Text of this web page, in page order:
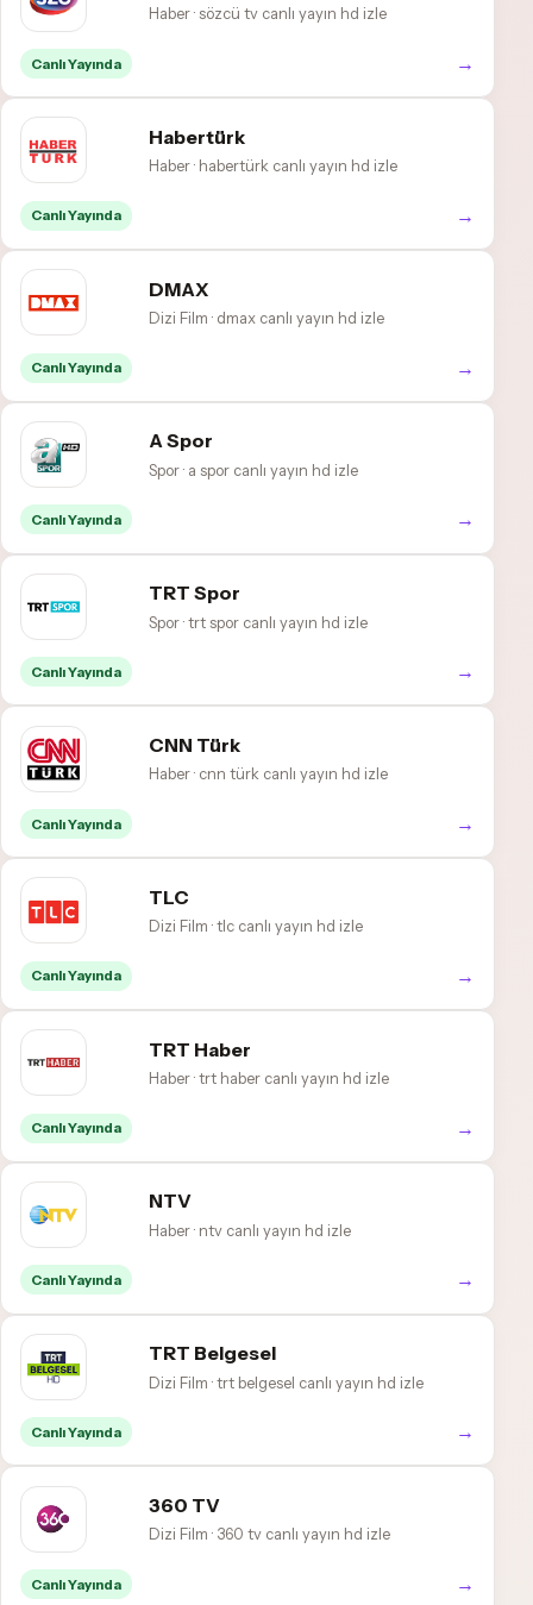
Haber · sözcü tv canlı yayın hd izle
Canlı Yayında →
Habertürk
Haber · habertürk canlı yayın hd izle
Canlı Yayında →
DMAX
Dizi Film · dmax canlı yayın hd izle
Canlı Yayında →
A Spor
Spor · a spor canlı yayın hd izle
Canlı Yayında →
TRT Spor
Spor · trt spor canlı yayın hd izle
Canlı Yayında →
CNN Türk
Haber · cnn türk canlı yayın hd izle
Canlı Yayında →
TLC
Dizi Film · tlc canlı yayın hd izle
Canlı Yayında →
TRT Haber
Haber · trt haber canlı yayın hd izle
Canlı Yayında →
NTV
Haber · ntv canlı yayın hd izle
Canlı Yayında →
TRT Belgesel
Dizi Film · trt belgesel canlı yayın hd izle
Canlı Yayında →
360 TV
Dizi Film · 360 tv canlı yayın hd izle
Canlı Yayında →